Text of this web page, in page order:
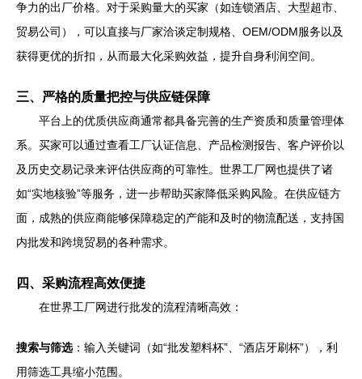
争力的出厂价格。对于采购量大的买家（如连锁酒店、大型超市、
贸易公司），可以直接与厂家洽谈定制规格、OEM/ODM服务以及
获得更优的折扣，从而最大化采购效益，提升自身利润空间。
三、严格的质量把控与供应链保障
平台上的优质供应商通常都具备完善的生产资质和质量管理体
系。买家可以通过查看工厂认证信息、产品检测报告、客户评价以
及历史交易记录来评估供应商的可靠性。世界工厂网也提供了诸
如“实地核验”等服务，进一步帮助买家降低采购风险。在供应链方
面，成熟的供应商能够保障稳定的产能和及时的物流配送，支持国
内批发和跨境贸易的各种需求。
四、采购流程高效便捷
在世界工厂网进行批发的流程清晰高效：
搜索与筛选：输入关键词（如“批发塑料杯”、“酒店牙刷杯”），利
用筛选工具缩小范围。